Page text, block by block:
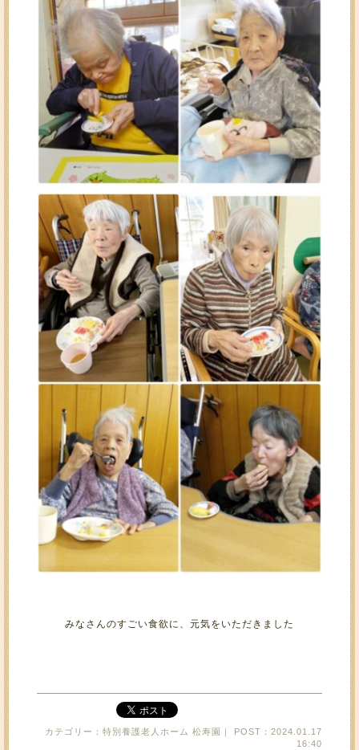
みなさんのすごい食欲に、元気をいただきました
カテゴリー：特別養護老人ホーム 松寿園｜ POST：2024.01.17
16:40